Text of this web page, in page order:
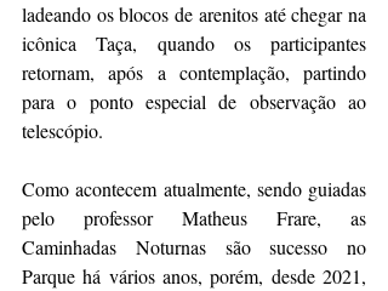
ladeando os blocos de arenitos até chegar na
icônica Taça, quando os participantes
retornam, após a contemplação, partindo
para o ponto especial de observação ao
telescópio.
Como acontecem atualmente, sendo guiadas
pelo professor Matheus Frare, as
Caminhadas Noturnas são sucesso no
Parque há vários anos, porém, desde 2021,